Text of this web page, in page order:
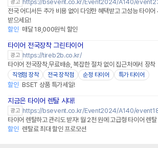
광고
전국 어디서든 추가 비용 없이 다양한 혜택받고 고성능 타이어
받으세요!
할인 매달 18,000원씩 할인
타이어 전국장착 그린타이어
광고 https://tireb2b.co.kr/
타이어 전국장착,무료배송, 복잡한 절차 없이 집근처에서 장착
직영점 장착 전국 장착점 순정 타이어 특가 타이어
할인 BSET 상품 특가세일!
지금은 타이어 렌탈 시대!
광고
타이어 렌탈하고 관리도 받자! 월 2천 원에 고급형 타이어 렌탈
할인 렌탈료 최대 할인 프로모션